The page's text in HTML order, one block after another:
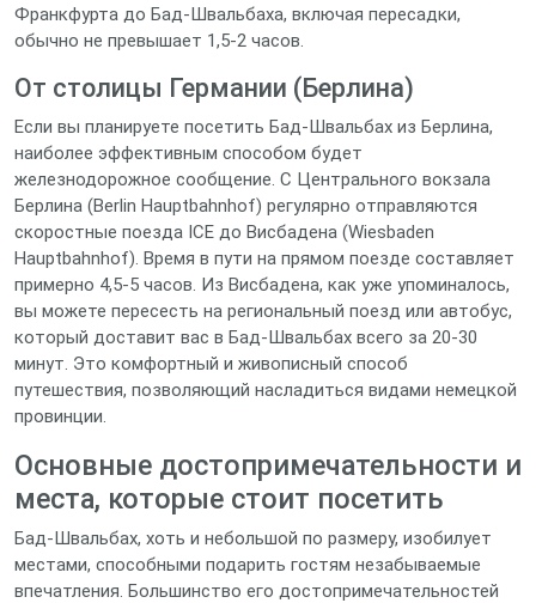
Франкфурта до Бад-Швальбаха, включая пересадки,
обычно не превышает 1,5-2 часов.
От столицы Германии (Берлина)
Если вы планируете посетить Бад-Швальбах из Берлина,
наиболее эффективным способом будет
железнодорожное сообщение. С Центрального вокзала
Берлина (Berlin Hauptbahnhof) регулярно отправляются
скоростные поезда ICE до Висбадена (Wiesbaden
Hauptbahnhof). Время в пути на прямом поезде составляет
примерно 4,5-5 часов. Из Висбадена, как уже упоминалось,
вы можете пересесть на региональный поезд или автобус,
который доставит вас в Бад-Швальбах всего за 20-30
минут. Это комфортный и живописный способ
путешествия, позволяющий насладиться видами немецкой
провинции.
Основные достопримечательности и
места, которые стоит посетить
Бад-Швальбах, хоть и небольшой по размеру, изобилует
местами, способными подарить гостям незабываемые
впечатления. Большинство его достопримечательностей